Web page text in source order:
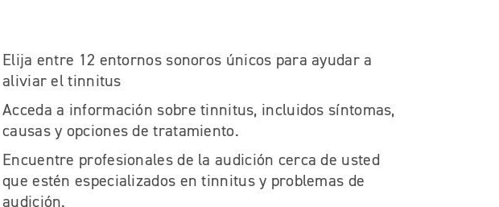
Elija entre 12 entornos sonoros únicos para ayudar a
aliviar el tinnitus
Acceda a información sobre tinnitus, incluidos síntomas,
causas y opciones de tratamiento.
Encuentre profesionales de la audición cerca de usted
que estén especializados en tinnitus y problemas de
audición.